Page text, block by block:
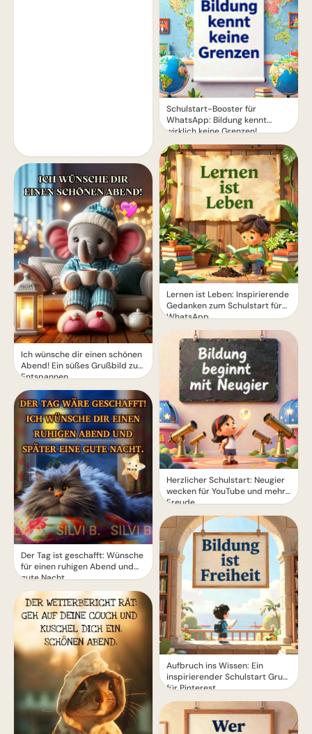
Ich wünsche dir einen schönen
Abend! Ein süßes Grußbild zum
Entspannen
Der Tag ist geschafft: Wünsche
für einen ruhigen Abend und
gute Nacht.
Schulstart-Booster für
WhatsApp: Bildung kennt
wirklich keine Grenzen!
Lernen ist Leben: Inspirierende
Gedanken zum Schulstart für
WhatsApp.
Herzlicher Schulstart: Neugier
wecken für YouTube und mehr
Freude
Aufbruch ins Wissen: Ein
inspirierender Schulstart Gruß
für Pinterest